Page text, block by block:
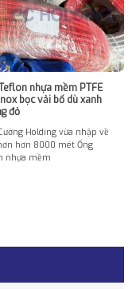
nhựa mềm PTFE
bọc vải bố dù xanh
đỏ
Holding vừa nhập về
hơn 8000 mét Ống
nhựa mềm